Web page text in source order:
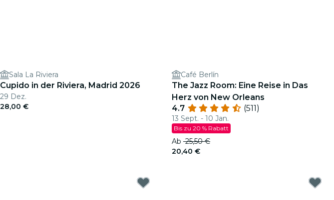
Sala La Riviera
Cupido in der Riviera, Madrid 2026
29 Dez.
28,00 €
Café Berlín
The Jazz Room: Eine Reise in Das
Herz von New Orleans
4.7
(511)
13 Sept. - 10 Jan.
Bis zu 20 % Rabatt
Ab 25,50 €
20,40 €